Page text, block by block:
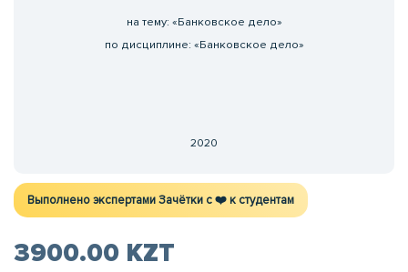
на тему: «Банковское дело»
по дисциплине: «Банковское дело»
2020
Выполнено экспертами Зачётки c ❤️ к студентам
3900.00 KZT